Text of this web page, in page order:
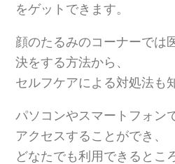
をゲットできます。
顔のたるみのコーナーでは
決をする方法から、
セルフケアによる対処法も
パソコンやスマートフォン
アクセスすることができ、
どなたでも利用できるとこ